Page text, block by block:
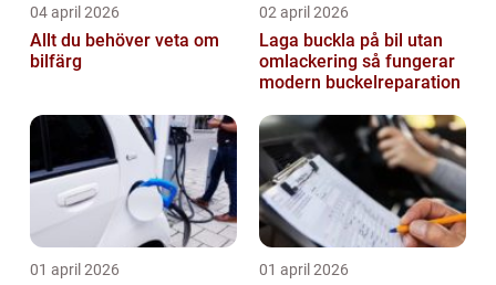
04 april 2026
Allt du behöver veta om
bilfärg
02 april 2026
Laga buckla på bil utan
omlackering så fungerar
modern buckelreparation
01 april 2026 01 april 2026